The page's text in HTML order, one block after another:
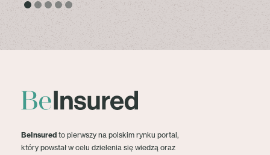
BeInsured to pierwszy na polskim rynku portal,
który powstał w celu dzielenia się wiedzą oraz